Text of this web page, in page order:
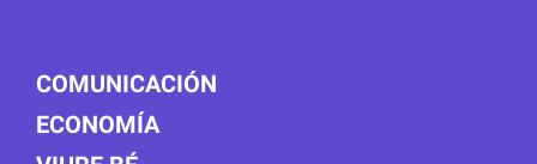
COMUNICACIÓN
ECONOMÍA